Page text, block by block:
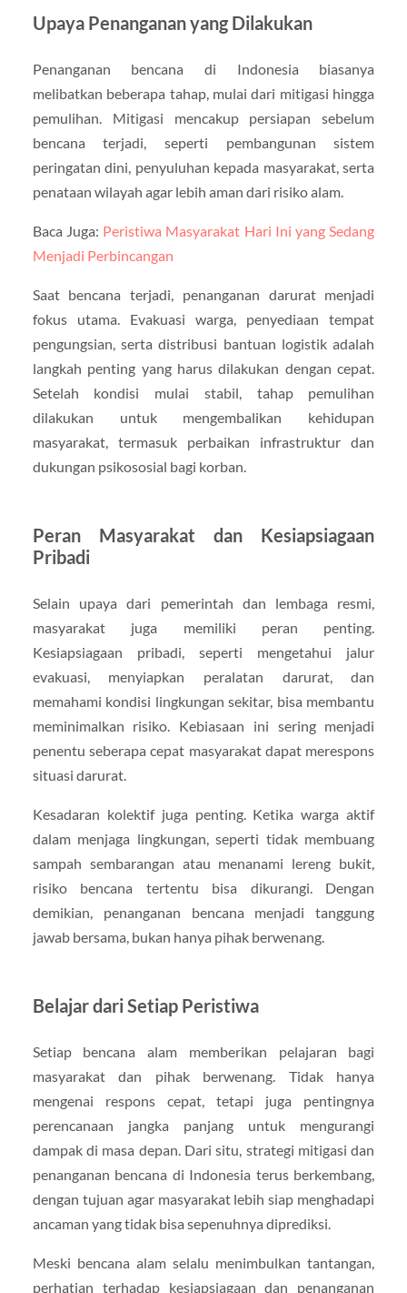
Upaya Penanganan yang Dilakukan
Penanganan bencana di Indonesia biasanya
melibatkan beberapa tahap, mulai dari mitigasi hingga
pemulihan. Mitigasi mencakup persiapan sebelum
bencana terjadi, seperti pembangunan sistem
peringatan dini, penyuluhan kepada masyarakat, serta
penataan wilayah agar lebih aman dari risiko alam.
Baca Juga: Peristiwa Masyarakat Hari Ini yang Sedang
Menjadi Perbincangan
Saat bencana terjadi, penanganan darurat menjadi
fokus utama. Evakuasi warga, penyediaan tempat
pengungsian, serta distribusi bantuan logistik adalah
langkah penting yang harus dilakukan dengan cepat.
Setelah kondisi mulai stabil, tahap pemulihan
dilakukan untuk mengembalikan kehidupan
masyarakat, termasuk perbaikan infrastruktur dan
dukungan psikososial bagi korban.
Peran Masyarakat dan Kesiapsiagaan
Pribadi
Selain upaya dari pemerintah dan lembaga resmi,
masyarakat juga memiliki peran penting.
Kesiapsiagaan pribadi, seperti mengetahui jalur
evakuasi, menyiapkan peralatan darurat, dan
memahami kondisi lingkungan sekitar, bisa membantu
meminimalkan risiko. Kebiasaan ini sering menjadi
penentu seberapa cepat masyarakat dapat merespons
situasi darurat.
Kesadaran kolektif juga penting. Ketika warga aktif
dalam menjaga lingkungan, seperti tidak membuang
sampah sembarangan atau menanami lereng bukit,
risiko bencana tertentu bisa dikurangi. Dengan
demikian, penanganan bencana menjadi tanggung
jawab bersama, bukan hanya pihak berwenang.
Belajar dari Setiap Peristiwa
Setiap bencana alam memberikan pelajaran bagi
masyarakat dan pihak berwenang. Tidak hanya
mengenai respons cepat, tetapi juga pentingnya
perencanaan jangka panjang untuk mengurangi
dampak di masa depan. Dari situ, strategi mitigasi dan
penanganan bencana di Indonesia terus berkembang,
dengan tujuan agar masyarakat lebih siap menghadapi
ancaman yang tidak bisa sepenuhnya diprediksi.
Meski bencana alam selalu menimbulkan tantangan,
perhatian terhadap kesiapsiagaan dan penanganan